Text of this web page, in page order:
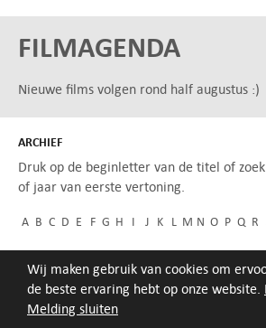
Melding sluiten
Wij maken gebruik van cookies om
de beste ervaring hebt op onze website.
FILMAGENDA
Nieuwe films volgen rond half augustus :)
ARCHIEF
Druk op de beginletter van de titel of
of jaar van eerste vertoning.
A B C D E F G H I J K L M N O P Q R